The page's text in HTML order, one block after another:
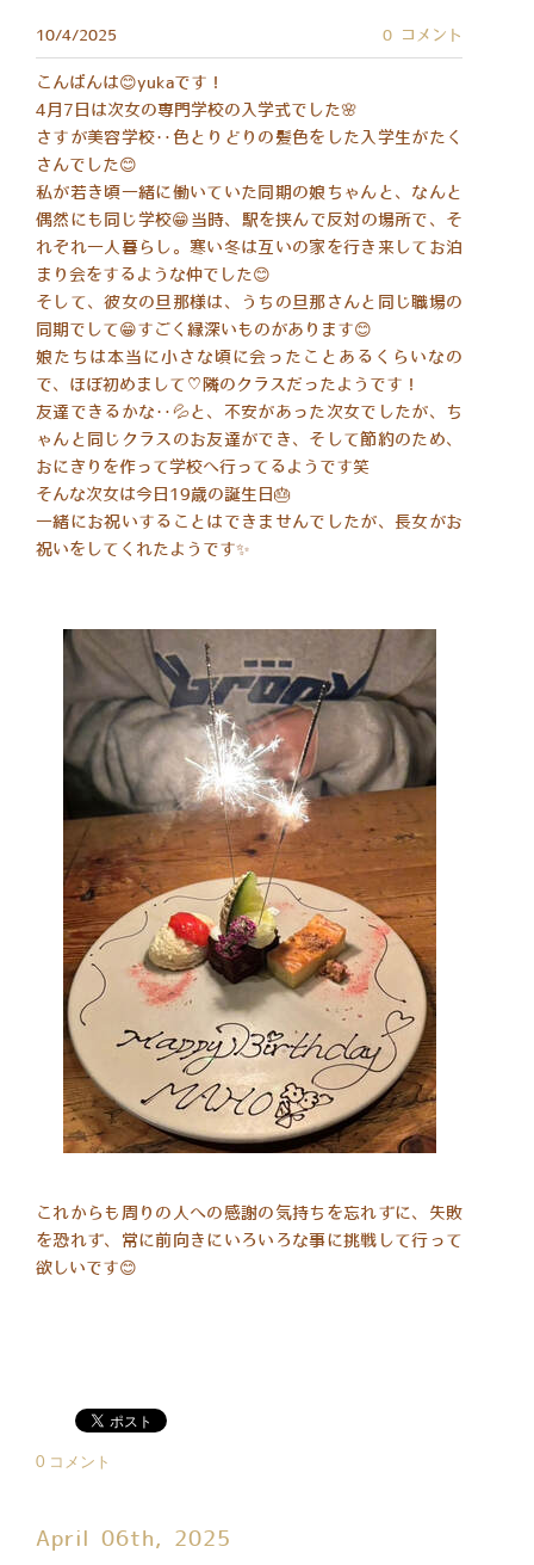
10/4/2025 0 コメント
こんばんは😊yukaです！
4月7日は次女の専門学校の入学式でした🌸
さすが美容学校‥色とりどりの髪色をした入学生がたく
さんでした😊
私が若き頃一緒に働いていた同期の娘ちゃんと、なんと
偶然にも同じ学校😁当時、駅を挟んで反対の場所で、そ
れぞれ一人暮らし。寒い冬は互いの家を行き来してお泊
まり会をするような仲でした😊
そして、彼女の旦那様は、うちの旦那さんと同じ職場の
同期でして😁すごく縁深いものがあります😊
娘たちは本当に小さな頃に会ったことあるくらいなの
で、ほぼ初めまして♡隣のクラスだったようです！
友達できるかな‥💦と、不安があった次女でしたが、ち
ゃんと同じクラスのお友達ができ、そして節約のため、
おにぎりを作って学校へ行ってるようです笑
そんな次女は今日19歳の誕生日🎂
一緒にお祝いすることはできませんでしたが、長女がお
祝いをしてくれたようです✨
これからも周りの人への感謝の気持ちを忘れずに、失敗
を恐れず、常に前向きにいろいろな事に挑戦して行って
欲しいです😊
0 コメント
April 06th, 2025